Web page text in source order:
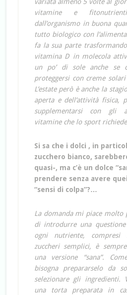
vitamine e
dall’organismo in buona
tutto biologico con
fa la sua parte
vitamina D in molecola
un po’ di sole anche se
proteggersi con creme
L’estate però è anche la
aperta e dell’attività fisica,
supplementarsi con gli
vitamine che lo sport
Si sa che i dolci , in
zucchero bianco,
quasi-, ma c’è un dolce
prendere senza avere
“sensi di colpa”?…
La domanda mi piace molto
di introdurre una
ogni nutriente,
zuccheri semplici, è
una versione “sana”.
bisogna prepararselo da
selezionare gli ingredienti.
una torta preparata in